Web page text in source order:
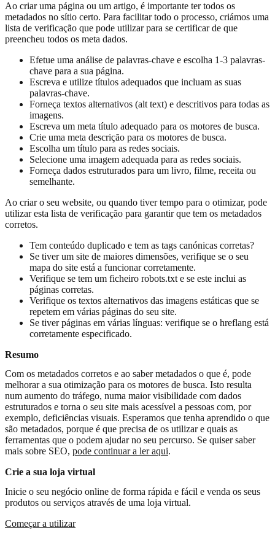
Ao criar uma página ou um artigo, é importante ter todos os
metadados no sítio certo. Para facilitar todo o processo, criámos uma
lista de verificação que pode utilizar para se certificar de que
preencheu todos os meta dados.
Efetue uma análise de palavras-chave e escolha 1-3 palavras-
chave para a sua página.
Escreva e utilize títulos adequados que incluam as suas
palavras-chave.
Forneça textos alternativos (alt text) e descritivos para todas as
imagens.
Escreva um meta título adequado para os motores de busca.
Crie uma meta descrição para os motores de busca.
Escolha um título para as redes sociais.
Selecione uma imagem adequada para as redes sociais.
Forneça dados estruturados para um livro, filme, receita ou
semelhante.
Ao criar o seu website, ou quando tiver tempo para o otimizar, pode
utilizar esta lista de verificação para garantir que tem os metadados
corretos.
Tem conteúdo duplicado e tem as tags canónicas corretas?
Se tiver um site de maiores dimensões, verifique se o seu
mapa do site está a funcionar corretamente.
Verifique se tem um ficheiro robots.txt e se este inclui as
páginas corretas.
Verifique os textos alternativos das imagens estáticas que se
repetem em várias páginas do seu site.
Se tiver páginas em várias línguas: verifique se o hreflang está
corretamente especificado.
Resumo
Com os metadados corretos e ao saber metadados o que é, pode
melhorar a sua otimização para os motores de busca. Isto resulta
num aumento do tráfego, numa maior visibilidade com dados
estruturados e torna o seu site mais acessível a pessoas com, por
exemplo, deficiências visuais. Esperamos que tenha aprendido o que
são metadados, porque é que precisa de os utilizar e quais as
ferramentas que o podem ajudar no seu percurso. Se quiser saber
mais sobre SEO, pode continuar a ler aqui.
Crie a sua loja virtual
Inicie o seu negócio online de forma rápida e fácil e venda os seus
produtos ou serviços através de uma loja virtual.
Começar a utilizar